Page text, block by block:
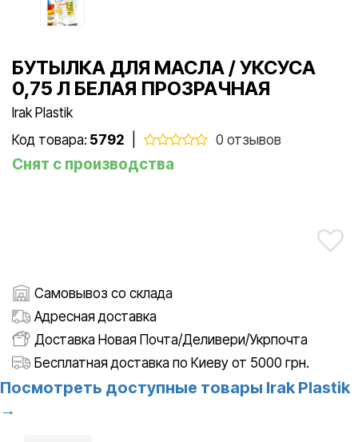
БУТЫЛКА ДЛЯ МАСЛА / УКСУСА
0,75 Л БЕЛАЯ ПРОЗРАЧНАЯ
Irak Plastik
Код товара: 5792 0 отзывов
Снят с производства
Самовывоз со склада
Адресная доставка
Доставка Новая Почта/Деливери/Укрпочта
Бесплатная доставка по Киеву от 5000 грн.
Посмотреть доступные товары Irak Plastik
→